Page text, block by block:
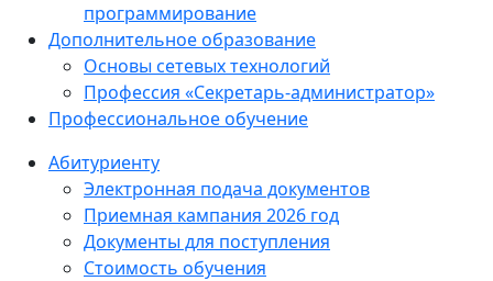
программирование
Дополнительное образование
Основы сетевых технологий
Профессия «Секретарь-администратор»
Профессиональное обучение
Абитуриенту
Электронная подача документов
Приемная кампания 2026 год
Документы для поступления
Стоимость обучения